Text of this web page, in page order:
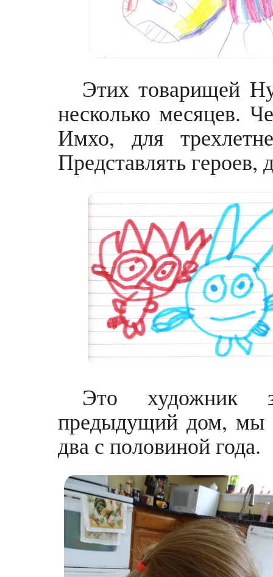
Этих товарищей
несколько месяцев.
Имхо, для
Представлять
Это художник
предыдущий дом, мы
два с половиной года.